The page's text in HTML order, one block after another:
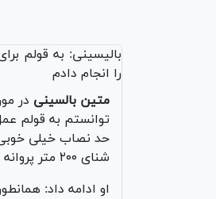
بالیسینی: به قولم
را انجام دادم
متین بالسینی
حد نصاب خیلی خوبی
شنای ۲۰۰ متر پروانه با ایران یکی شده است.
او ادامه داد: